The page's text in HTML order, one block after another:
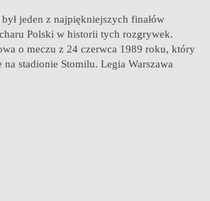
był jeden z najpiękniejszych finałów
Polski w historii tych rozgrywek.
o meczu z 24 czerwca 1989 roku, który
na stadionie Stomilu. Legia Warszawa